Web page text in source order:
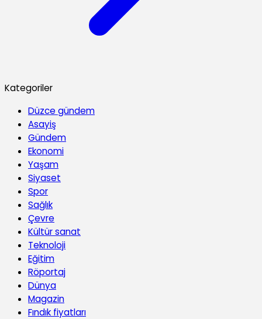
Kategoriler
Düzce gündem
Asayiş
Gündem
Ekonomi
Yaşam
Siyaset
Spor
Sağlık
Çevre
Kültür sanat
Teknoloji
Eğitim
Röportaj
Dünya
Magazin
Fındık fiyatları